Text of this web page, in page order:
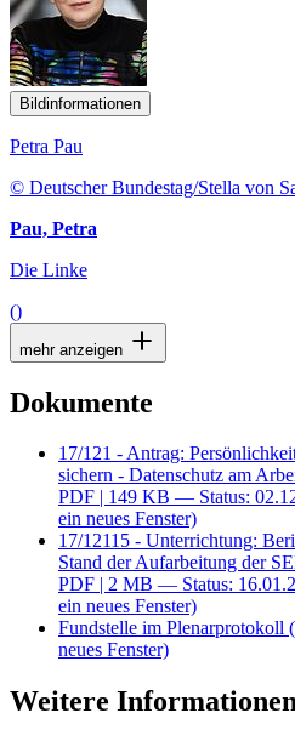
Bildinformationen
Petra Pau
© Deutscher Bundestag/Stella von
Pau, Petra
Die Linke
()
mehr anzeigen
Dokumente
17/121 - Antrag:
sichern - Datenschutz am
PDF | 149 KB — Status:
ein neues Fenster)
17/12115 - Unterrichtung:
Stand der Aufarbeitung der
PDF | 2 MB — Status:
ein neues Fenster)
Fundstelle im Plenarprotokoll
neues Fenster)
Weitere